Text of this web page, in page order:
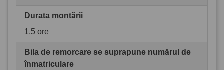
Durata montării
1,5 ore
Bila de remorcare se suprapune numărul de
înmatriculare